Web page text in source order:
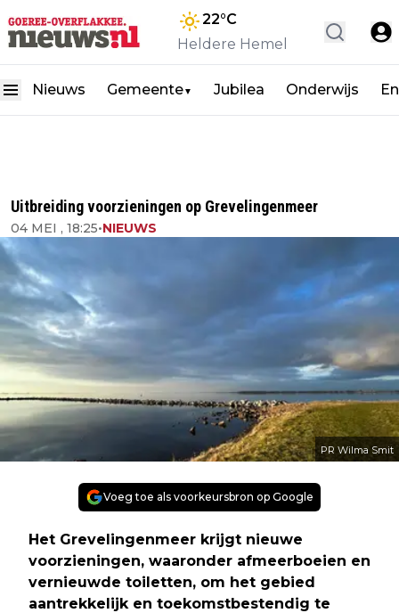
22°C
Heldere Hemel
Nieuws Gemeente▼ Jubilea Onderwijs
Uitbreiding voorzieningen op Grevelingenmeer
04 MEI , 18:25•NIEUWS
PR Wilma Smit
Voeg toe als voorkeursbron op Google
Het Grevelingenmeer krijgt nieuwe
voorzieningen, waaronder afmeerboeien en
vernieuwde toiletten, om het gebied
aantrekkelijk en toekomstbestendig te